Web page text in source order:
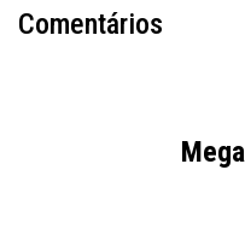
Comentários